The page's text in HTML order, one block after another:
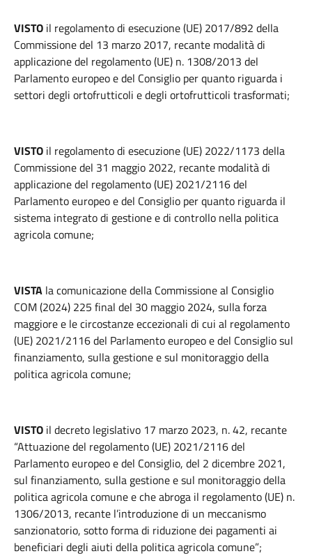
VISTO il regolamento di esecuzione (UE) 2017/892 della
Commissione del 13 marzo 2017, recante modalità di
applicazione del regolamento (UE) n. 1308/2013 del
Parlamento europeo e del Consiglio per quanto riguarda i
settori degli ortofrutticoli e degli ortofrutticoli trasformati;
VISTO il regolamento di esecuzione (UE) 2022/1173 della
Commissione del 31 maggio 2022, recante modalità di
applicazione del regolamento (UE) 2021/2116 del
Parlamento europeo e del Consiglio per quanto riguarda il
sistema integrato di gestione e di controllo nella politica
agricola comune;
VISTA la comunicazione della Commissione al Consiglio
COM (2024) 225 final del 30 maggio 2024, sulla forza
maggiore e le circostanze eccezionali di cui al regolamento
(UE) 2021/2116 del Parlamento europeo e del Consiglio sul
finanziamento, sulla gestione e sul monitoraggio della
politica agricola comune;
VISTO il decreto legislativo 17 marzo 2023, n. 42, recante
“Attuazione del regolamento (UE) 2021/2116 del
Parlamento europeo e del Consiglio, del 2 dicembre 2021,
sul finanziamento, sulla gestione e sul monitoraggio della
politica agricola comune e che abroga il regolamento (UE) n.
1306/2013, recante l’introduzione di un meccanismo
sanzionatorio, sotto forma di riduzione dei pagamenti ai
beneficiari degli aiuti della politica agricola comune”;